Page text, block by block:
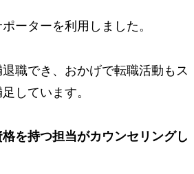
ーターを利用しました。
職でき、おかげで転職活動もス
しています。
格を持つ担当がカウンセリングし